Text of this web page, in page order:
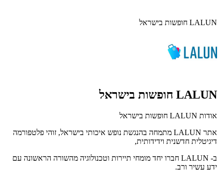
LALUN חופשות בישראל
LALUN חופשות בישראל
אודות LALUN חופשות בישראל
אתר LALUN מתמחה בהנגשת נופש איכותי בישראל, זוהי פלטפורמה
דיגיטלית חדשנית וידידותית,
ב- LALUN חברו יחד מומחי תיירות וטכנולוגיה מהשורה הראשונה עם
ידע עשיר ורב.